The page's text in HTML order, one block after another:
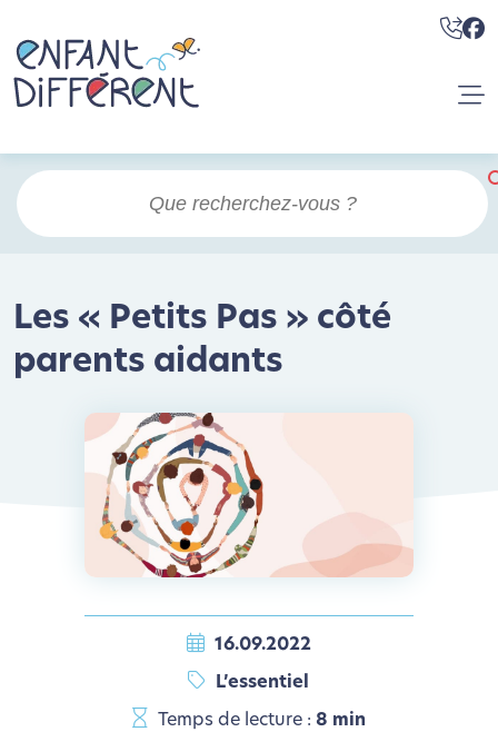
Les « Petits Pas » côté
parents aidants
16.09.2022
L’essentiel
Temps de lecture : 8 min